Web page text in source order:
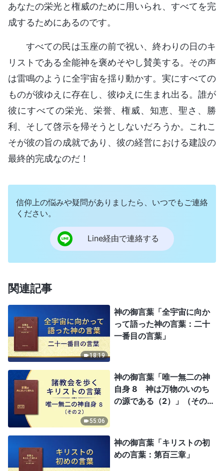
あなたの栄光と権威のために用いられ、すべてを完
成するためにあるのです。
すべての民は玉座の前で祝い、終わりの日のキ
リストである全能神を褒めそやし賛美する。その声
は雷鳴のように全宇宙を揺り動かす。実にすべての
ものが彼ゆえに存在し、彼ゆえに生まれ出る。誰が
彼にすべての栄光、栄誉、権威、知恵、聖さ、勝
利、そして啓示を帰そうとしないだろうか。これこ
そが彼の旨の成就であり、彼の経営における建設の
最終的完成なのだ！
信仰上の悩みや疑問がありましたら、いつでもご連絡
ください。
Line経由で連絡する
関連記事
18:19
神の御言葉「全宇宙に向か
って語った神の言葉：二十
一番目の言葉」
55:06
神の御言葉「唯一無二の神
自身 8 神は万物のいのち
の源である（2）」（その
神の御言葉「キリストの初
めの言葉：第百三章」